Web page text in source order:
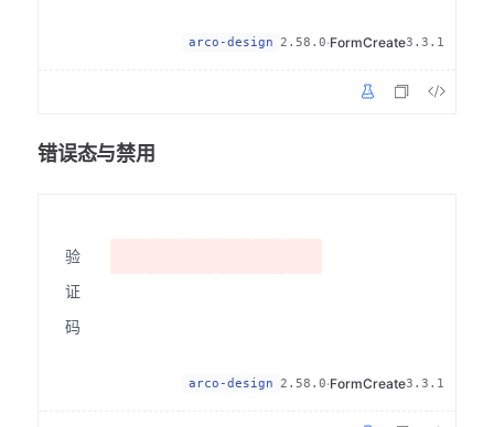
arco-design 2.58.0·FormCreate3.3.1
错误态与禁用
arco-design 2.58.0·FormCreate3.3.1
验
证
码